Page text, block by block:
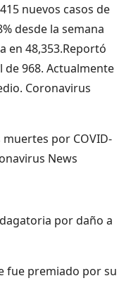
nuevos casos de
desde la semana
en 48,353.Reportó
968. Actualmente
Coronavirus
muertes por COVID-
News
por daño a
fue premiado por su